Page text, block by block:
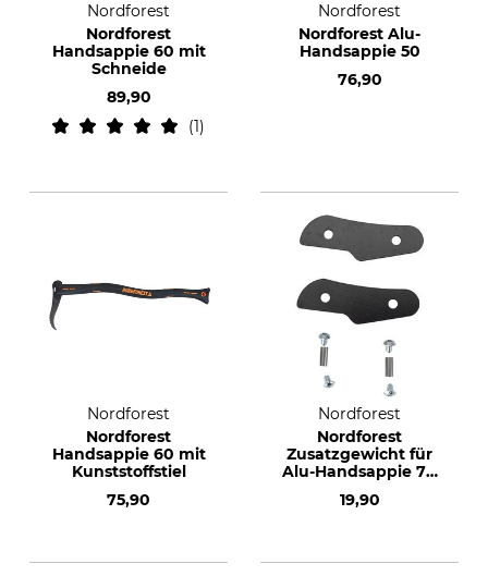
Nordforest
Nordforest
Handsappie 60 mit
Schneide
89,90
1
Nordforest
Nordforest Alu-
Handsappie 50
76,90
Nordforest
Nordforest
Handsappie 60 mit
Kunststoffstiel
75,90
Nordforest
Nordforest
Zusatzgewicht für
Alu-Handsappie 70
19,90